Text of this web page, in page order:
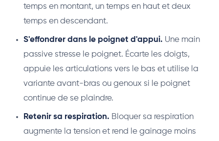
temps en montant, un temps en haut et deux
temps en descendant.
S'effondrer dans le poignet d'appui. Une main
passive stresse le poignet. Écarte les doigts,
appuie les articulations vers le bas et utilise la
variante avant-bras ou genoux si le poignet
continue de se plaindre.
Retenir sa respiration. Bloquer sa respiration
augmente la tension et rend le gainage moins